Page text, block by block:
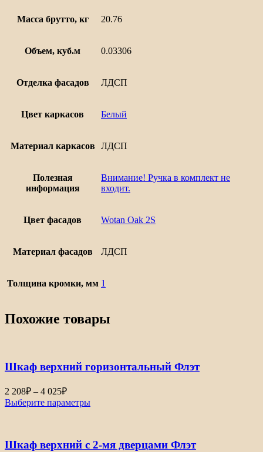
Масса брутто, кг 20.76
Объем, куб.м 0.03306
Отделка фасадов ЛДСП
Цвет каркасов Белый
Материал каркасов ЛДСП
Полезная
информация
Внимание! Ручка в комплект не
входит.
Цвет фасадов Wotan Oak 2S
Материал фасадов ЛДСП
Толщина кромки, мм 1
Похожие товары
Шкаф верхний горизонтальный Флэт
2 208₽ – 4 025₽Диапазон
цен:
2
4
Выберите параметры
Шкаф верхний с 2-мя дверцами Флэт